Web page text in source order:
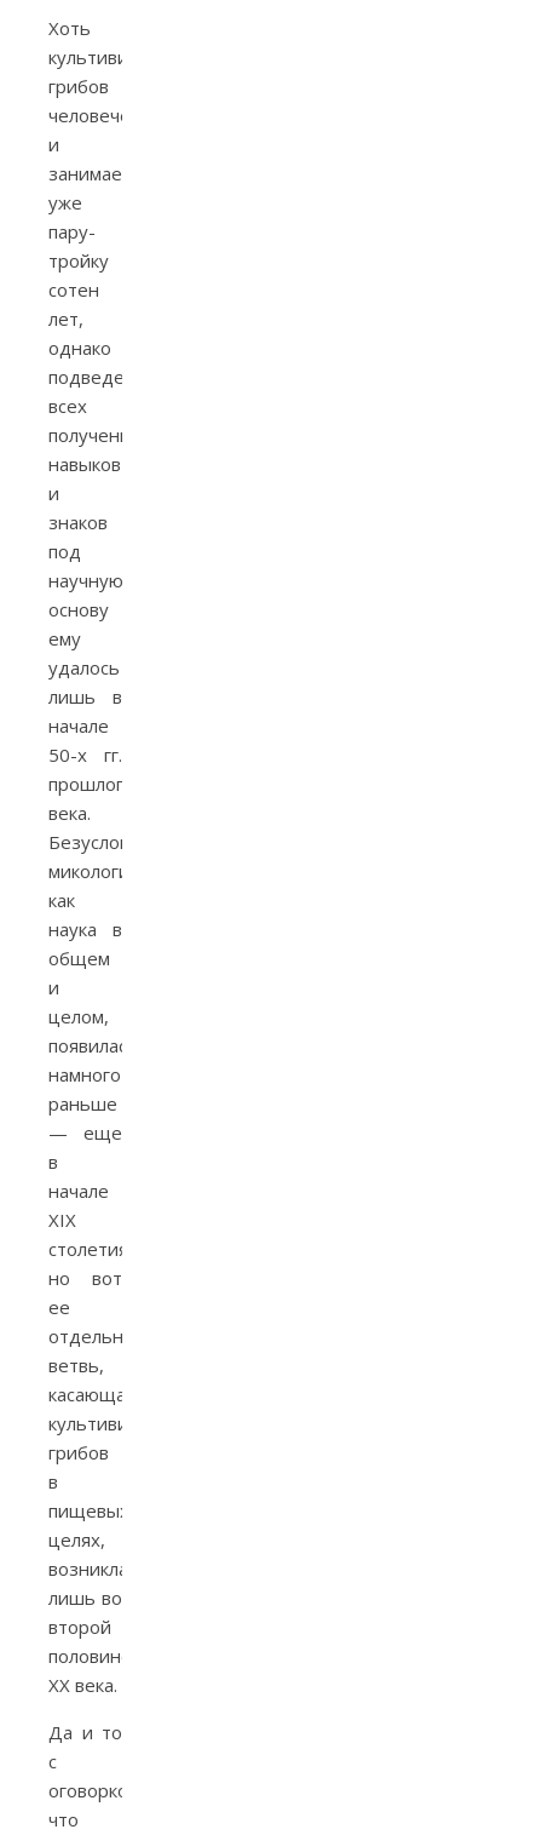
Хоть
культивированием
грибов
человечество
и
занимается
уже
пару-
тройку
сотен
лет,
однако
подведение
всех
полученных
навыков
и
знаков
под
научную
основу
ему
удалось
лишь в
начале
50-х гг.
прошлого
века.
Безусловно,
микология,
как
наука в
общем
и
целом,
появилась
намного
раньше
— еще
в
начале
XIX
столетия,
но вот
ее
отдельная
ветвь,
касающаяся
культивирования
грибов
в
пищевых
целях,
возникла
лишь во
второй
половине
XX века.
Да и то
с
оговоркой,
что